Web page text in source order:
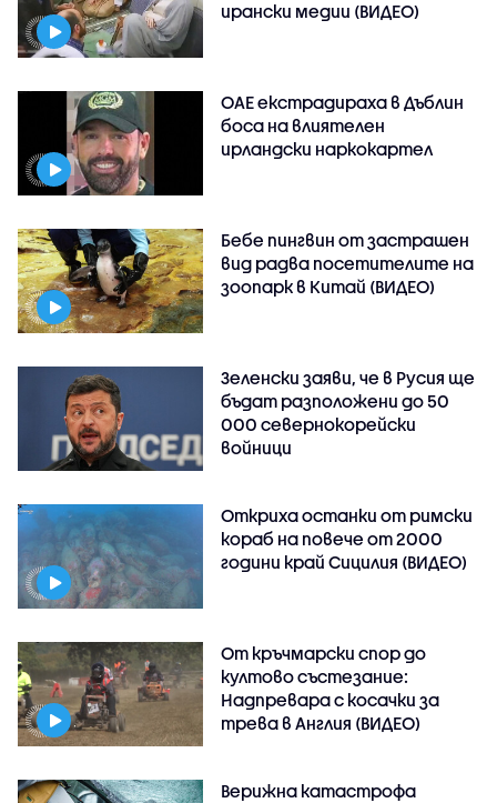
ирански медии (ВИДЕО)
ОАЕ екстрадираха в Дъблин
боса на влиятелен
ирландски наркокартел
Бебе пингвин от застрашен
вид радва посетителите на
зоопарк в Китай (ВИДЕО)
Зеленски заяви, че в Русия ще
бъдат разположени до 50
000 севернокорейски
войници
Откриха останки от римски
кораб на повече от 2000
години край Сицилия (ВИДЕО)
От кръчмарски спор до
култово състезание:
Надпревара с косачки за
трева в Англия (ВИДЕО)
Верижна катастрофа